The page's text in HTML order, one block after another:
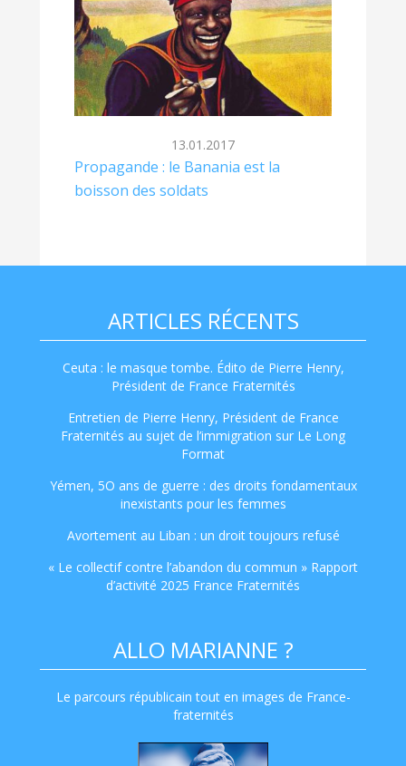
13.01.2017
Propagande : le Banania est la
boisson des soldats
ARTICLES RÉCENTS
Ceuta : le masque tombe. Édito de Pierre Henry,
Président de France Fraternités
Entretien de Pierre Henry, Président de France
Fraternités au sujet de l’immigration sur Le Long
Format
Yémen, 5O ans de guerre : des droits fondamentaux
inexistants pour les femmes
Avortement au Liban : un droit toujours refusé
« Le collectif contre l’abandon du commun » Rapport
d’activité 2025 France Fraternités
ALLO MARIANNE ?
Le parcours républicain tout en images de France-
fraternités